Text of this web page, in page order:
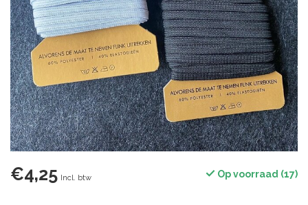
€4,25 Incl. btw Op voorraad (17)